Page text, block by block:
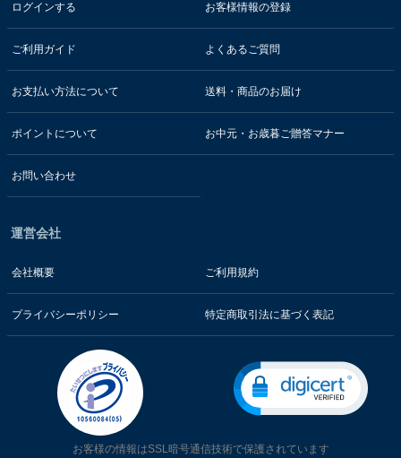
ログインする お客様情報の登録
ご利用ガイド よくあるご質問
お支払い方法について 送料・商品のお届け
ポイントについて お中元・お歳暮ご贈答マナー
お問い合わせ
運営会社
会社概要 ご利用規約
プライバシーポリシー 特定商取引法に基づく表記
お客様の情報はSSL暗号通信技術で保護されています